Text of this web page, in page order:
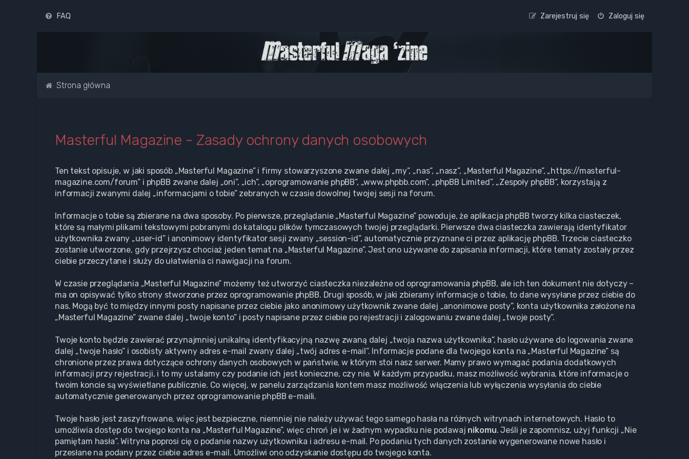
FAQ Zaloguj się
Zarejestruj się
Strona główna
Masterful Magazine - Zasady ochrony danych osobowych
Ten tekst opisuje, w jaki sposób „Masterful Magazine” i firmy stowarzyszone zwane dalej „my”, „nas”, „nasz”, „Masterful Magazine”, „https://masterful-
magazine.com/forum” i phpBB zwane dalej „oni”, „ich”, „oprogramowanie phpBB”, „www.phpbb.com”, „phpBB Limited”, „Zespoły phpBB”, korzystają z
informacji zwanymi dalej „informacjami o tobie” zebranych w czasie dowolnej twojej sesji na forum.
Informacje o tobie są zbierane na dwa sposoby. Po pierwsze, przeglądanie „Masterful Magazine” powoduje, że aplikacja phpBB tworzy kilka ciasteczek,
które są małymi plikami tekstowymi pobranymi do katalogu plików tymczasowych twojej przeglądarki. Pierwsze dwa ciasteczka zawierają identyfikator
użytkownika zwany „user-id” i anonimowy identyfikator sesji zwany „session-id”, automatycznie przyznane ci przez aplikację phpBB. Trzecie ciasteczko
zostanie utworzone, gdy przejrzysz chociaż jeden temat na „Masterful Magazine”. Jest ono używane do zapisania informacji, które tematy zostały przez
ciebie przeczytane i służy do ułatwienia ci nawigacji na forum.
W czasie przeglądania „Masterful Magazine” możemy też utworzyć ciasteczka niezależne od oprogramowania phpBB, ale ich ten dokument nie dotyczy –
ma on opisywać tylko strony stworzone przez oprogramowanie phpBB. Drugi sposób, w jaki zbieramy informacje o tobie, to dane wysyłane przez ciebie do
nas. Mogą być to między innymi posty napisane przez ciebie jako anonimowy użytkownik zwane dalej „anonimowe posty”, konta użytkownika założone na
„Masterful Magazine” zwane dalej „twoje konto” i posty napisane przez ciebie po rejestracji i zalogowaniu zwane dalej „twoje posty”.
Twoje konto będzie zawierać przynajmniej unikalną identyfikacyjną nazwę zwaną dalej „twoja nazwa użytkownika”, hasło używane do logowania zwane
dalej „twoje hasło” i osobisty aktywny adres e-mail zwany dalej „twój adres e-mail”. Informacje podane dla twojego konta na „Masterful Magazine” są
chronione przez prawa dotyczące ochrony danych osobowych w państwie, w którym stoi nasz serwer. Mamy prawo wymagać podania dodatkowych
informacji przy rejestracji, i to my ustalamy czy podanie ich jest konieczne, czy nie. W każdym przypadku, masz możliwość wybrania, które informacje o
twoim koncie są wyświetlane publicznie. Co więcej, w panelu zarządzania kontem masz możliwość włączenia lub wyłączenia wysyłania do ciebie
automatycznie generowanych przez oprogramowanie phpBB e-maili.
Twoje hasło jest zaszyfrowane, więc jest bezpieczne, niemniej nie należy używać tego samego hasła na różnych witrynach internetowych. Hasło to
umożliwia dostęp do twojego konta na „Masterful Magazine”, więc chroń je i w żadnym wypadku nie podawaj nikomu. Jeśli je zapomnisz, użyj funkcji „Nie
pamiętam hasła”. Witryna poprosi cię o podanie nazwy użytkownika i adresu e-mail. Po podaniu tych danych zostanie wygenerowane nowe hasło i
przesłane na podany przez ciebie adres e-mail. Umożliwi ono odzyskanie dostępu do twojego konta.